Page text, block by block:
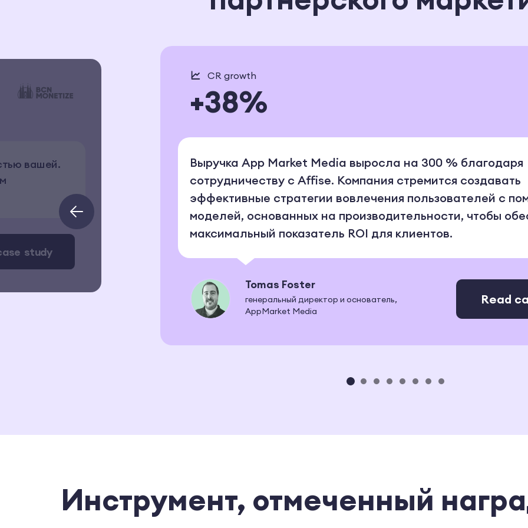
вашей.
study
CR growth
+38%
Выручка App Market Media выросла на 300 % благодаря
сотрудничеству с Affise. Компания стремится создавать
эффективные стратегии вовлечения пользователей с
моделей, основанных на производительности, чтобы
максимальный показатель ROI для клиентов.
Tomas Foster
генеральный директор и основатель,
AppMarket Media
Read
Инструмент, отмеченный